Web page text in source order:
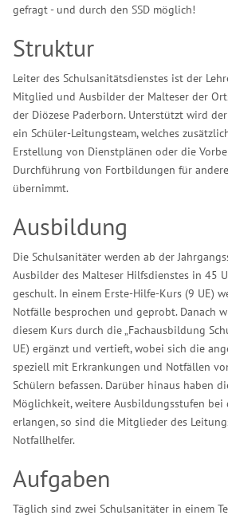
gefragt - und durch den SSD möglich!
Struktur
Leiter des Schulsanitätsdienstes ist der
Mitglied und Ausbilder der Malteser der
der Diözese Paderborn. Unterstützt wird
ein Schüler-Leitungsteam, welches
Erstellung von Dienstplänen oder die
Durchführung von Fortbildungen für
übernimmt.
Ausbildung
Die Schulsanitäter werden ab der
Ausbilder des Malteser Hilfsdienstes in 45
geschult. In einem Erste-Hilfe-Kurs (9 UE)
Notfälle besprochen und geprobt. Danach
diesem Kurs durch die „Fachausbildung
UE) ergänzt und vertieft, wobei sich die
speziell mit Erkrankungen und Notfällen
Schülern befassen. Darüber hinaus haben
Möglichkeit, weitere Ausbildungsstufen bei
erlangen, so sind die Mitglieder des
Notfallhelfer.
Aufgaben
Täglich sind zwei Schulsanitäter in einem